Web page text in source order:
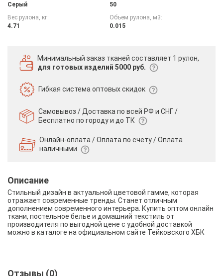
Серый
50
Вес рулона, кг:
4.71
Объем рулона, м3:
0.015
Минимальный заказ тканей составляет 1 рулон,
для готовых изделий 5000 руб.
Гибкая системаоптовых скидок
Самовывоз / Доставка по всей РФ и СНГ /
Бесплатно по городу и до ТК
Онлайн-оплата / Оплата по счету /Оплата
наличными
Описание
Стильный дизайн в актуальной цветовой гамме, которая
отражает современные тренды. Станет отличным
дополнением современного интерьера. Купить оптом онлайн
ткани, постельное белье и домашний текстиль от
производителя по выгодной цене с удобной доставкой
можно в каталоге на официальном сайте Тейковского ХБК
Отзывы (0)